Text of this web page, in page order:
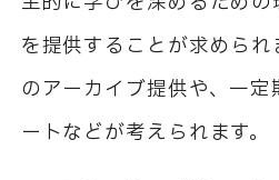
を提供することが求めら
のアーカイブ提供や、一
ートなどが考えられます。